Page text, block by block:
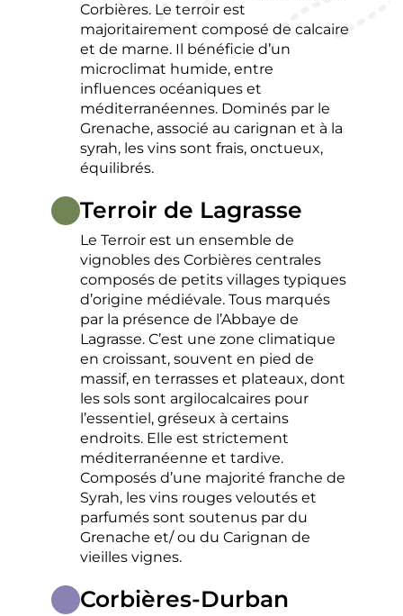
Corbières. Le terroir est
majoritairement composé de calcaire
et de marne. Il bénéficie d’un
microclimat humide, entre
influences océaniques et
méditerranéennes. Dominés par le
Grenache, associé au carignan et à la
syrah, les vins sont frais, onctueux,
équilibrés.
Terroir de Lagrasse
Le Terroir est un ensemble de
vignobles des Corbières centrales
composés de petits villages typiques
d’origine médiévale. Tous marqués
par la présence de l’Abbaye de
Lagrasse. C’est une zone climatique
en croissant, souvent en pied de
massif, en terrasses et plateaux, dont
les sols sont argilocalcaires pour
l’essentiel, gréseux à certains
endroits. Elle est strictement
méditerranéenne et tardive.
Composés d’une majorité franche de
Syrah, les vins rouges veloutés et
parfumés sont soutenus par du
Grenache et/ ou du Carignan de
vieilles vignes.
Corbières-Durban